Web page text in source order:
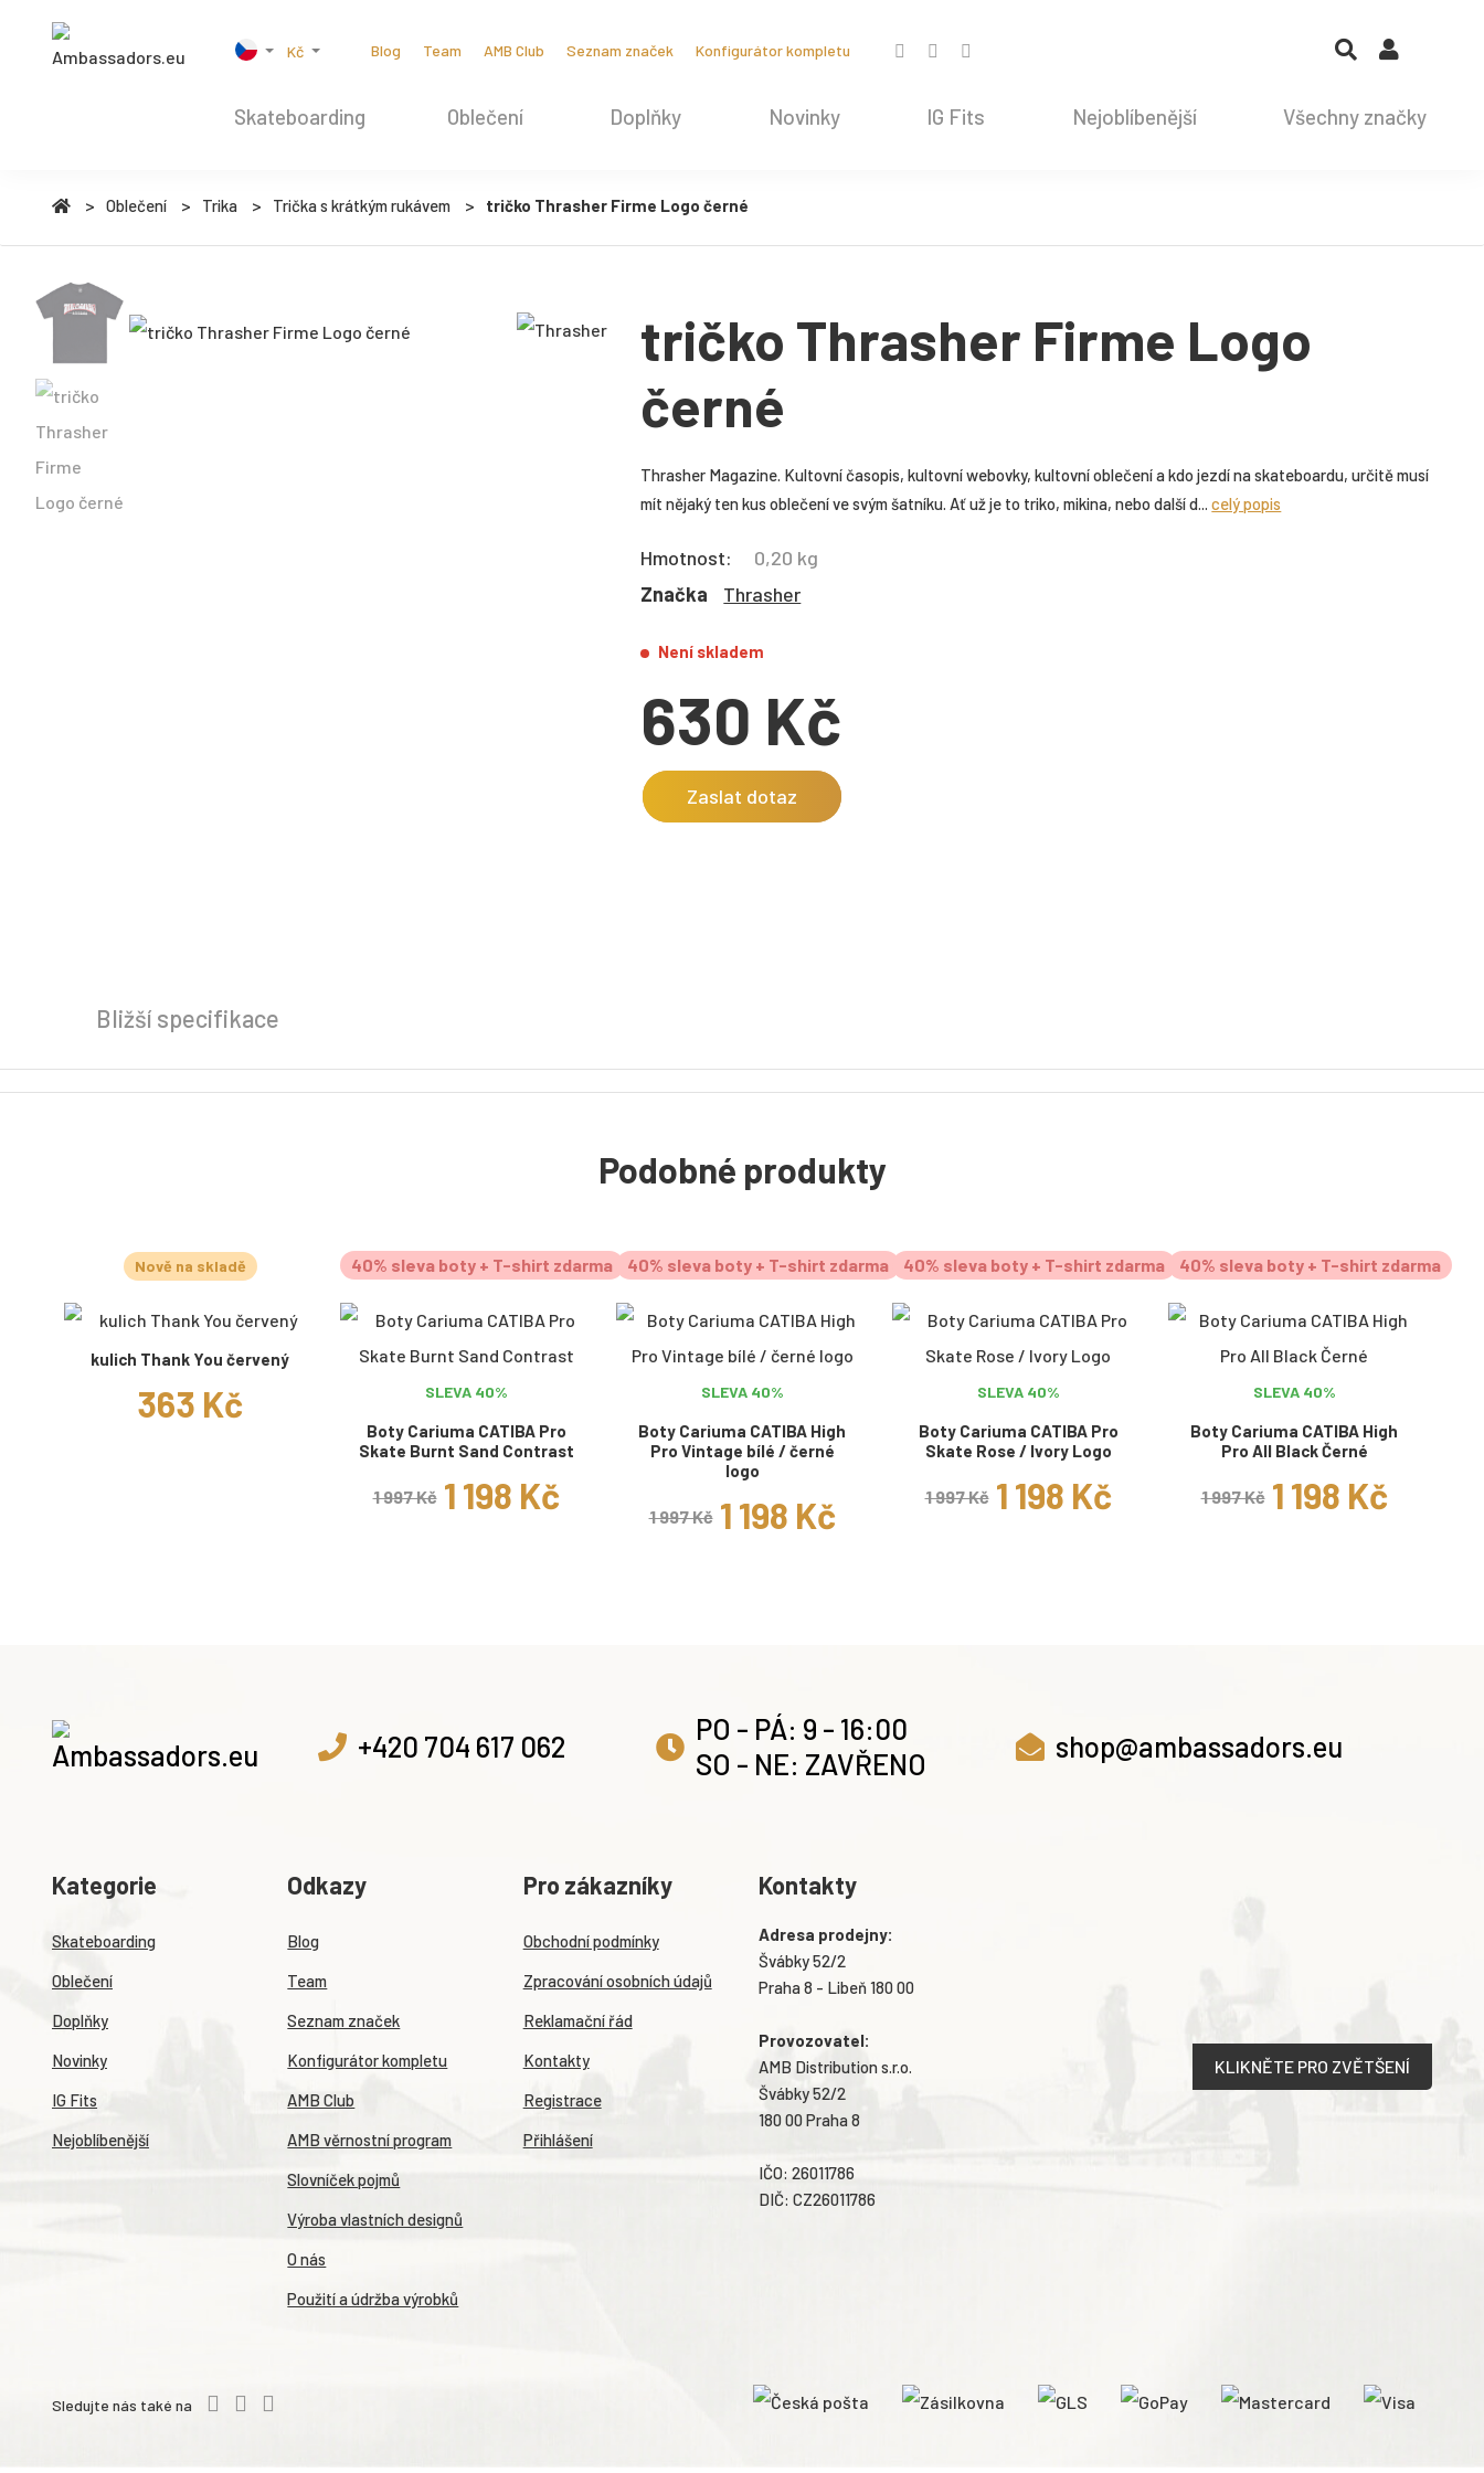
Kč Blog Team AMB Club Seznam značek Konfigurátor kompletu
Skateboarding Oblečení Doplňky Novinky IG Fits Nejoblíbenější Všechny značky
Oblečení Trika Trička s krátkým rukávem tričko Thrasher Firme Logo černé
tričko Thrasher Firme Logo
černé
Thrasher Magazine. Kultovní časopis, kultovní webovky, kultovní oblečení a kdo jezdí na skateboardu, určitě musí
mít nějaký ten kus oblečení ve svým šatníku. Ať už je to triko, mikina, nebo další d...celý popis
Hmotnost:
0,20 kg
Značka
Thrasher
Není skladem
630 Kč
Zaslat dotaz
Bližší specifikace
Podobné produkty
Nově na skladě
kulich Thank You červený
363 Kč
40% sleva boty + T-shirt zdarma
SLEVA 40%
Boty Cariuma CATIBA Pro
Skate Burnt Sand Contrast
1 997 Kč 1 198 Kč
40% sleva boty + T-shirt zdarma
SLEVA 40%
Boty Cariuma CATIBA High
Pro Vintage bílé / černé
logo
1 997 Kč 1 198 Kč
40% sleva boty + T-shirt zdarma
SLEVA 40%
Boty Cariuma CATIBA Pro
Skate Rose / Ivory Logo
1 997 Kč 1 198 Kč
40% sleva boty + T-shirt zdarma
SLEVA 40%
Boty Cariuma CATIBA High
Pro All Black Černé
1 997 Kč 1 198 Kč
+420 704 617 062
PO - PÁ: 9 - 16:00
SO - NE: ZAVŘENO
shop@ambassadors.eu
Kategorie
Skateboarding
Oblečení
Doplňky
Novinky
IG Fits
Nejoblíbenější
Odkazy
Blog
Team
Seznam značek
Konfigurátor kompletu
AMB Club
AMB věrnostní program
Slovníček pojmů
Výroba vlastních designů
O nás
Použití a údržba výrobků
Pro zákazníky
Obchodní podmínky
Zpracování osobních údajů
Reklamační řád
Kontakty
Registrace
Přihlášení
Kontakty
Adresa prodejny:
Švábky 52/2
Praha 8 - Libeň 180 00
Provozovatel:
AMB Distribution s.r.o.
Švábky 52/2
180 00 Praha 8
IČO: 26011786
DIČ: CZ26011786
KLIKNĚTE PRO ZVĚTŠENÍ
Sledujte nás také na